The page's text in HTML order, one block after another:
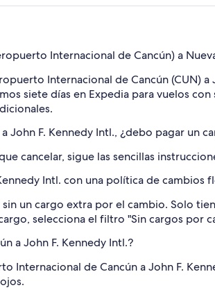
Internacional de Cancún) a
Internacional de Cancún (CUN) a
siete días en Expedia para vuelos
F. Kennedy Intl., ¿debo pagar un
cancelar, sigue las sencillas
Intl. con una política de cambios
un cargo extra por el cambio. Solo
selecciona el filtro "Sin cargos por
a John F. Kennedy Intl.?
Internacional de Cancún a John F.